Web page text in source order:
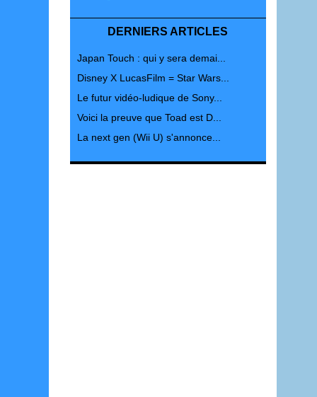
DERNIERS ARTICLES
Japan Touch : qui y sera demai...
Disney X LucasFilm = Star Wars...
Le futur vidéo-ludique de Sony...
Voici la preuve que Toad est D...
La next gen (Wii U) s'annonce...